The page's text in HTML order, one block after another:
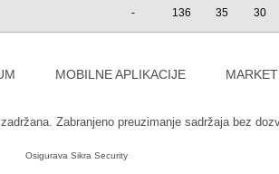
- 136 35 30
MOBILNE APLIKACIJE
Zabranjeno preuzimanje sadržaja bez
Osigurava Sikra Security